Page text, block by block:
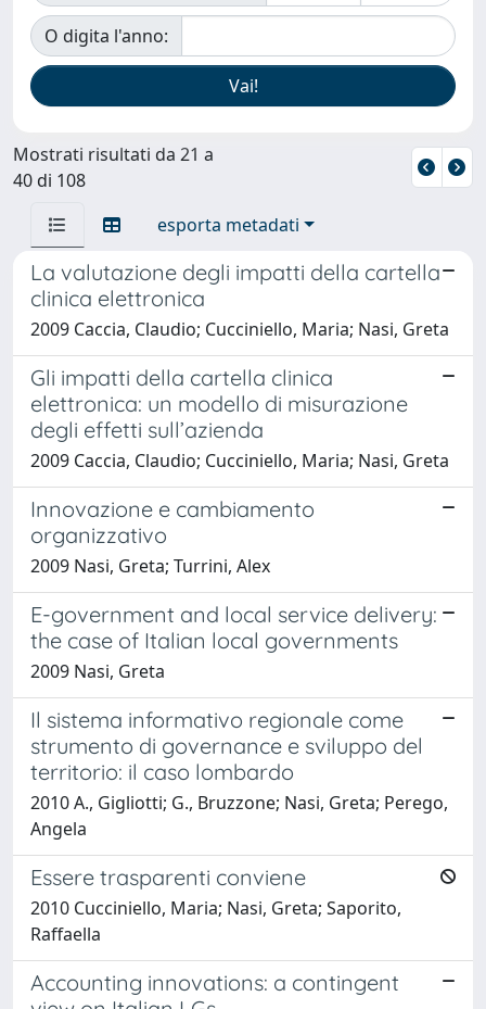
O digita l'anno:
Mostrati risultati da 21 a
40 di 108
esporta metadati
La valutazione degli impatti della cartella
clinica elettronica
2009 Caccia, Claudio; Cucciniello, Maria; Nasi, Greta
Gli impatti della cartella clinica
elettronica: un modello di misurazione
degli effetti sull’azienda
2009 Caccia, Claudio; Cucciniello, Maria; Nasi, Greta
Innovazione e cambiamento
organizzativo
2009 Nasi, Greta; Turrini, Alex
E-government and local service delivery:
the case of Italian local governments
2009 Nasi, Greta
Il sistema informativo regionale come
strumento di governance e sviluppo del
territorio: il caso lombardo
2010 A., Gigliotti; G., Bruzzone; Nasi, Greta; Perego,
Angela
Essere trasparenti conviene
2010 Cucciniello, Maria; Nasi, Greta; Saporito,
Raffaella
Accounting innovations: a contingent